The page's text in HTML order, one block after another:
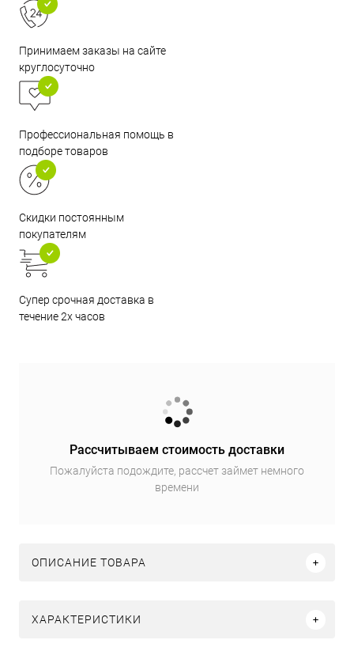
Принимаем заказы на сайте
круглосуточно
Профессиональная помощь в
подборе товаров
Скидки постоянным
покупателям
Супер срочная доставка в
течение 2х часов
Рассчитываем стоимость доставки
Пожалуйста подождите, рассчет займет немного
времени
ОПИСАНИЕ ТОВАРА
ХАРАКТЕРИСТИКИ